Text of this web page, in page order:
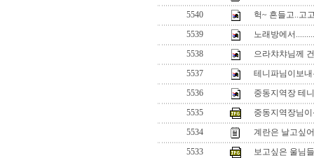
5540
헉~ 흔들고..고
5539
노래방에서.........
5538
으라챠챠님께
5537
테니파님이보
5536
중동지역장 테
5535
중동지역장님
5534
계란은 날고싶
5533
보고싶은 울님